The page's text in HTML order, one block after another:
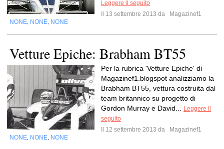
Leggere il seguito
Il 13 settembre 2013 da
Magazinef1
NONE NONE NONE
Vetture Epiche: Brabham BT55
Per la rubrica 'Vetture Epiche' di
Magazinef1.blogspot analizziamo la
Brabham BT55, vettura costruita dal
team britannico su progetto di
Gordon Murray e David...
Leggere il
seguito
Il 12 settembre 2013 da
Magazinef1
NONE NONE NONE